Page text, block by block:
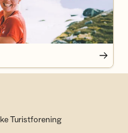
Turistforening